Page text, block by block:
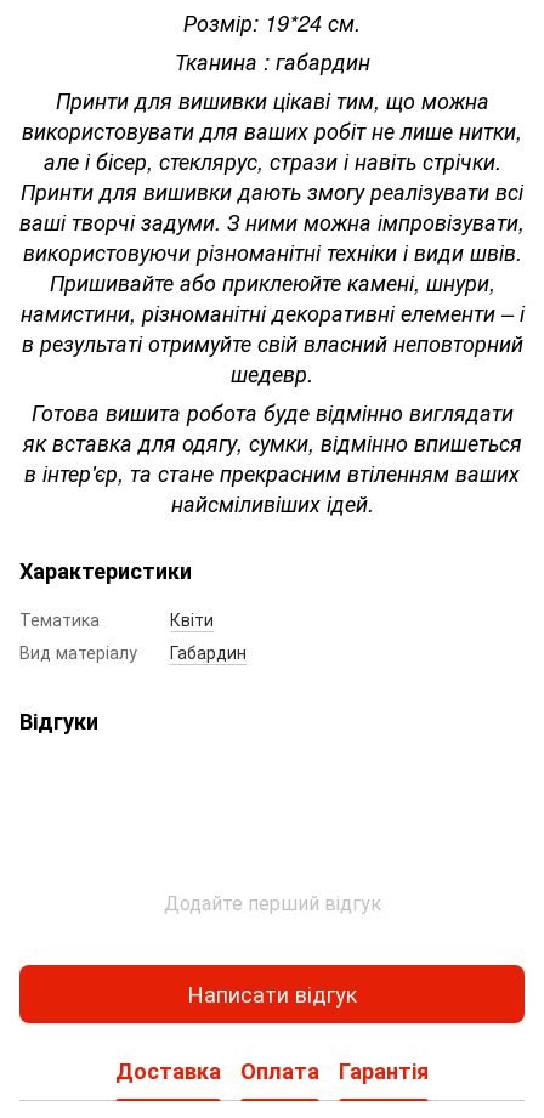
Розмір: 19*24 см.
Тканина : габардин
Принти для вишивки цікаві тим, що можна
використовувати для ваших робіт не лише нитки,
але і бісер, стеклярус, стрази і навіть стрічки.
Принти для вишивки дають змогу реалізувати всі
ваші творчі задуми. З ними можна імпровізувати,
використовуючи різноманітні техніки і види швів.
Пришивайте або приклеюйте камені, шнури,
намистини, різноманітні декоративні елементи – і
в результаті отримуйте свій власний неповторний
шедевр.
Готова вишита робота буде відмінно виглядати
як вставка для одягу, сумки, відмінно впишеться
в інтер'єр, та стане прекрасним втіленням ваших
найсміливіших ідей.
Характеристики
Тематика
Квіти
Вид матеріалу
Габардин
Відгуки
Додайте перший відгук
Написати відгук
Доставка Оплата Гарантія